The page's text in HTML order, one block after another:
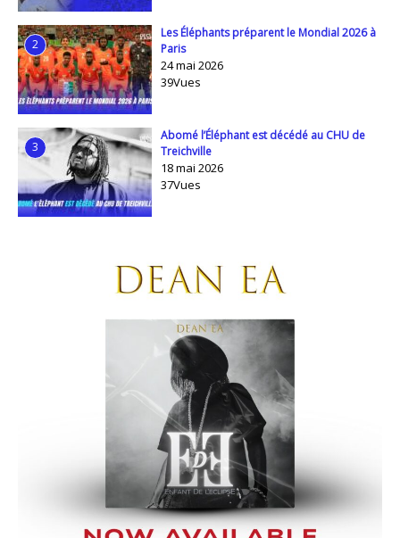
2
Les Éléphants préparent le Mondial 2026 à
Paris
24 mai 2026
39Vues
3
Abomé l’Éléphant est décédé au CHU de
Treichville
18 mai 2026
37Vues